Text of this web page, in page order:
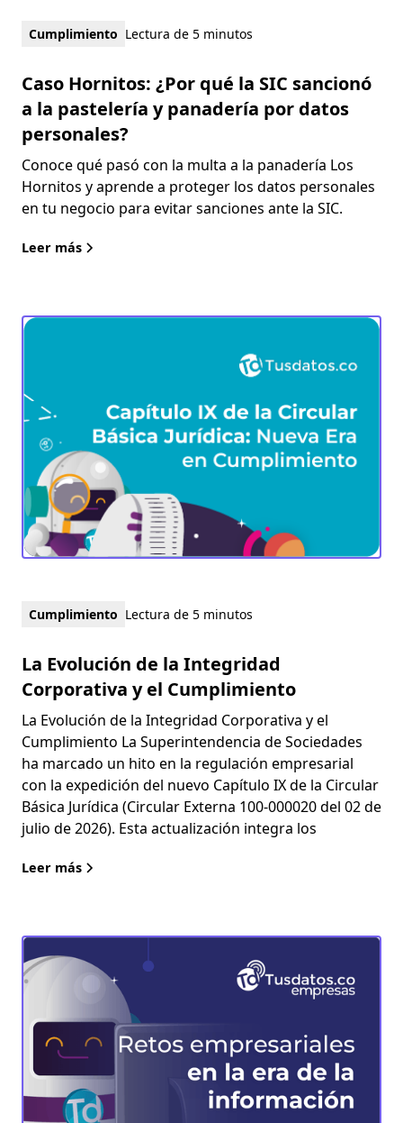
Cumplimiento Lectura de 5 minutos
Caso Hornitos: ¿Por qué la SIC sancionó
a la pastelería y panadería por datos
personales?
Conoce qué pasó con la multa a la panadería Los
Hornitos y aprende a proteger los datos personales
en tu negocio para evitar sanciones ante la SIC.
Leer más
Cumplimiento Lectura de 5 minutos
La Evolución de la Integridad
Corporativa y el Cumplimiento
La Evolución de la Integridad Corporativa y el
Cumplimiento La Superintendencia de Sociedades
ha marcado un hito en la regulación empresarial
con la expedición del nuevo Capítulo IX de la Circular
Básica Jurídica (Circular Externa 100-000020 del 02 de
julio de 2026). Esta actualización integra los
Leer más